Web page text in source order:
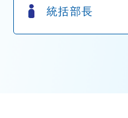
統括部長